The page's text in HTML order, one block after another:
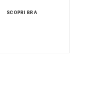
SCOPRI BRA